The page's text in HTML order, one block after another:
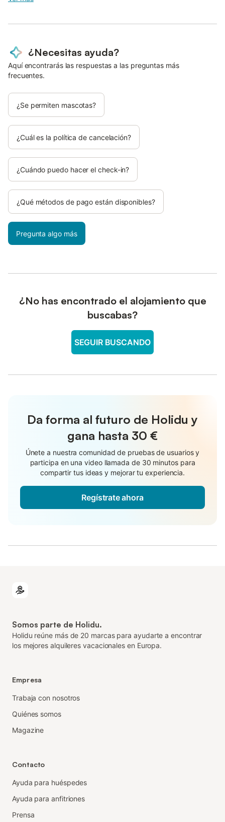
¿Necesitas ayuda?
Aquí encontrarás las respuestas a las preguntas más
frecuentes.
¿Se permiten mascotas?
¿Cuál es la política de cancelación?
¿Cuándo puedo hacer el check-in?
¿Qué métodos de pago están disponibles?
Pregunta algo más
¿No has encontrado el alojamiento que
buscabas?
SEGUIR BUSCANDO
Da forma al futuro de Holidu y
gana hasta 30 €
Únete a nuestra comunidad de pruebas de usuarios y
participa en una video llamada de 30 minutos para
compartir tus ideas y mejorar tu experiencia.
Regístrate ahora
Somos parte de Holidu.
Holidu reúne más de 20 marcas para ayudarte a encontrar
los mejores alquileres vacacionales en Europa.
Empresa
Trabaja con nosotros
Quiénes somos
Magazine
Contacto
Ayuda para huéspedes
Ayuda para anfitriones
Prensa